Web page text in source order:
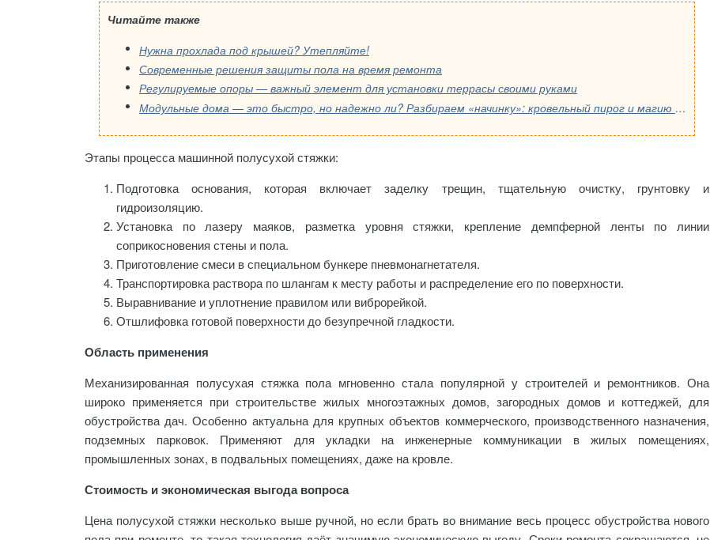
Читайте также
Нужна прохлада под крышей? Утепляйте!
Современные решения защиты пола на время ремонта
Регулируемые опоры — важный элемент для установки террасы своими руками
Модульные дома — это быстро, но надежно ли? Разбираем «начинку»: кровельный пирог и магию мембран
Этапы процесса машинной полусухой стяжки:
Подготовка основания, которая включает заделку трещин, тщательную очистку, грунтовку и
гидроизоляцию.
Установка по лазеру маяков, разметка уровня стяжки, крепление демпферной ленты по линии
соприкосновения стены и пола.
Приготовление смеси в специальном бункере пневмонагнетателя.
Транспортировка раствора по шлангам к месту работы и распределение его по поверхности.
Выравнивание и уплотнение правилом или виброрейкой.
Отшлифовка готовой поверхности до безупречной гладкости.
Область применения
Механизированная полусухая стяжка пола мгновенно стала популярной у строителей и ремонтников. Она
широко применяется при строительстве жилых многоэтажных домов, загородных домов и коттеджей, для
обустройства дач. Особенно актуальна для крупных объектов коммерческого, производственного назначения,
подземных парковок. Применяют для укладки на инженерные коммуникации в жилых помещениях,
промышленных зонах, в подвальных помещениях, даже на кровле.
Стоимость и экономическая выгода вопроса
Цена полусухой стяжки несколько выше ручной, но если брать во внимание весь процесс обустройства нового